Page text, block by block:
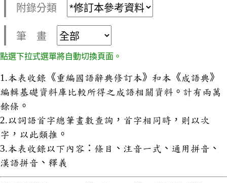
附錄分類
筆 畫
點選下拉式選單將自動切換頁面。
1.本表收錄《重編國語辭典修訂本》和本《成語典》
編輯基礎資料庫比較所得之成語相關資料。計有兩萬
餘條。
2.以詞語首字總筆畫數查詢，首字相同時，則以次
字，以此類推。
3.本表收錄以下內容：條目、注音一式、通用拼音、
漢語拼音、釋義